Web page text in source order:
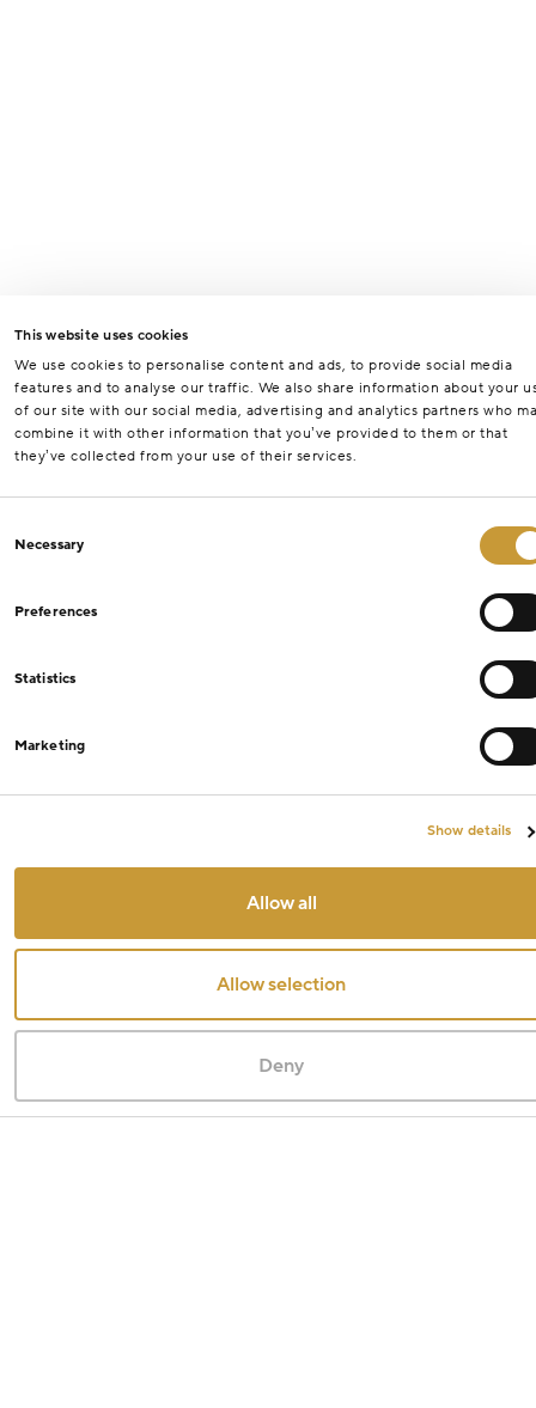
This website uses cookies
We use cookies to personalise content and ads, to provide social media
features and to analyse our traffic. We also share information about your
of our site with our social media, advertising and analytics partners who
combine it with other information that you’ve provided to them or that
they’ve collected from your use of their services.
Selection
Necessary
Preferences
Statistics
Marketing
Show details
Allow all
Allow selection
Deny